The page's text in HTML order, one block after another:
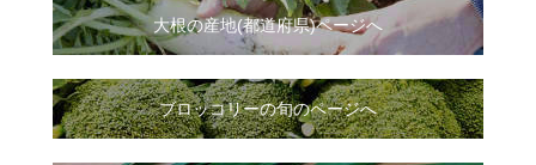
大根の産地(都道府県)ページへ
ブロッコリーの旬のページへ